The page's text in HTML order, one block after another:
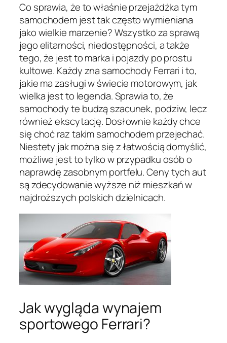
Co sprawia, że to właśnie przejażdżka tym
samochodem jest tak często wymieniana
jako wielkie marzenie? Wszystko za sprawą
jego elitarności, niedostępności, a także
tego, że jest to marka i pojazdy po prostu
kultowe. Każdy zna samochody Ferrari i to,
jakie ma zasługi w świecie motorowym, jak
wielka jest to legenda. Sprawia to, że
samochody te budzą szacunek, podziw, lecz
również ekscytację. Dosłownie każdy chce
się choć raz takim samochodem przejechać.
Niestety jak można się z łatwością domyślić,
możliwe jest to tylko w przypadku osób o
naprawdę zasobnym portfelu. Ceny tych aut
są zdecydowanie wyższe niż mieszkań w
najdroższych polskich dzielnicach.
Jak wygląda wynajem
sportowego Ferrari?